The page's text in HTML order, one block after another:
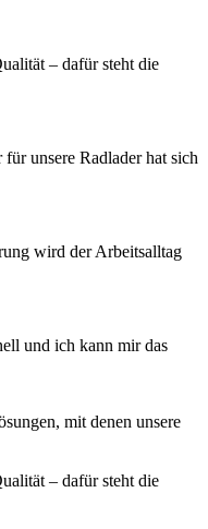
– dafür steht die
unsere Rad­lader hat sich
wird der Arbeits­alltag
und ich kann mir das
mit denen unsere
– dafür steht die